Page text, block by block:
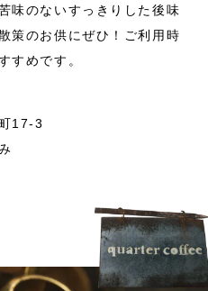
味のないすっきりした後味
策のお供にぜひ！ご利用時
すめです。
17-3